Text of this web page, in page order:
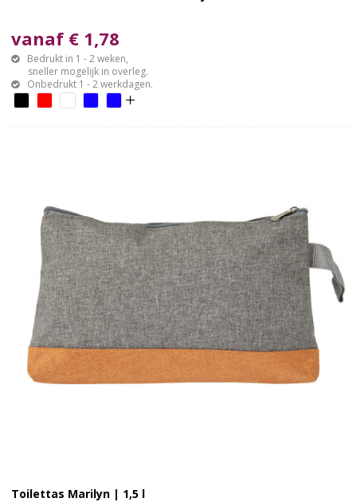
vanaf € 1,78
Bedrukt in 1 - 2 weken,
sneller mogelijk in overleg.
Onbedrukt 1 - 2 werkdagen.
Toilettas Marilyn | 1,5 l